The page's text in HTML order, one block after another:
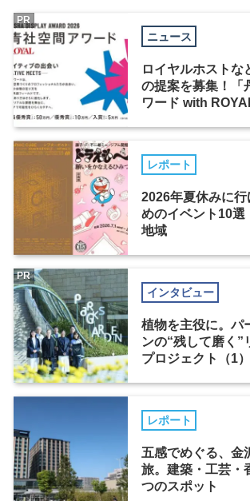
ニュース
ロイヤルホストな
の提案を募集！「
ワード with
PR
レポート
2026年夏休みに
めのイベント10選
地域
インタビュー
植物を主役に。パ
ンの“残して磨く”
プロジェクト（1）
PR
レポート
五感でめぐる、金
旅。建築・工芸・
つのスポット